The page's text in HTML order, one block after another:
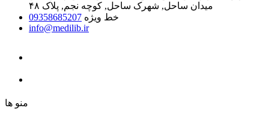
میدان ساحل, شهرک ساحل, کوچه نجم, پلاک ۴۸
خط ویژه 09358685207
info@medilib.ir
ﻣﻨﻮ ﻫﺎ